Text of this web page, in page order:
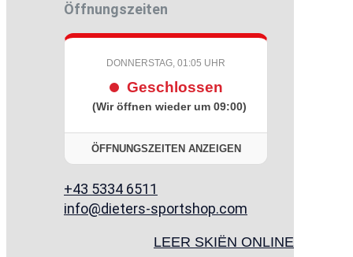
Öffnungszeiten
DONNERSTAG, 01:05 UHR
Geschlossen
(Wir öffnen wieder um 09:00)
ÖFFNUNGSZEITEN ANZEIGEN
+43 5334 6511
info@dieters-sportshop.com
LEER SKIËN ONLINE